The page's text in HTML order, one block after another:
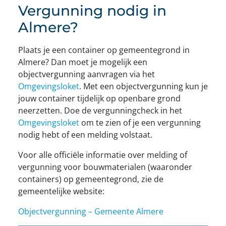
Vergunning nodig in
Almere?
Plaats je een container op gemeentegrond in
Almere? Dan moet je mogelijk een
objectvergunning aanvragen via het
Omgevingsloket. Met een objectvergunning kun je
jouw container tijdelijk op openbare grond
neerzetten. Doe de vergunningcheck in het
Omgevingsloket om te zien of je een vergunning
nodig hebt of een melding volstaat.
Voor alle officiële informatie over melding of
vergunning voor bouwmaterialen (waaronder
containers) op gemeentegrond, zie de
gemeentelijke website:
Objectvergunning – Gemeente Almere